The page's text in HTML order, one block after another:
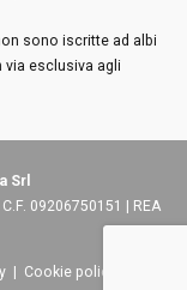
sono iscritte ad albi
esclusiva agli
Srl
09206750151 | REA
| Cookie policy